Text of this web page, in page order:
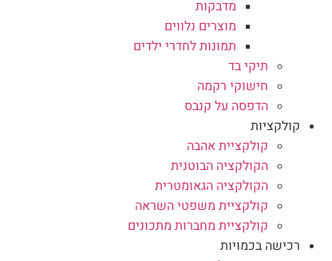
מדבקות
מוצרים נלווים
תמונות לחדרי ילדים
תיקי בד
חישוקי רקמה
הדפסה על קנבס
קולקציות
קולקציית אהבה
הקולקציה הבוטנית
הקולקציה הגאומטרית
קולקציית משפטי השראה
קולקציית מחברות מתכונים
רכישה בכמויות